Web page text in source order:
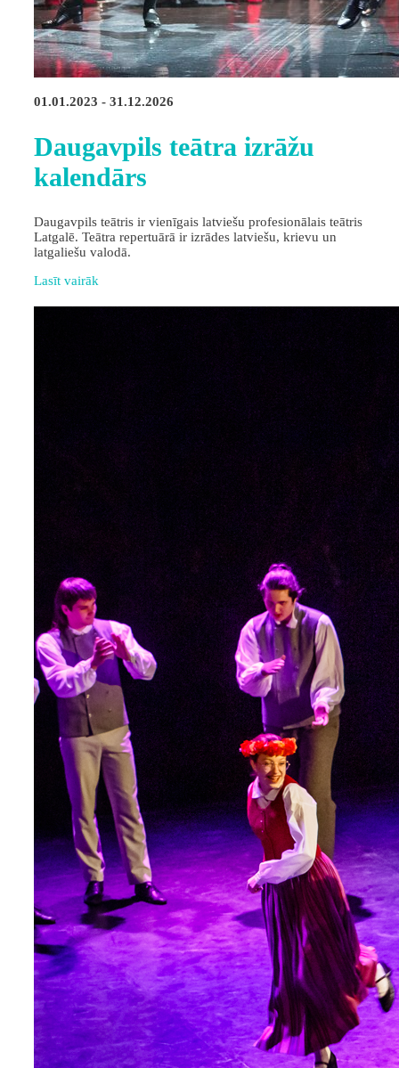
01.01.2023 - 31.12.2026
Daugavpils teātra izrāžu
kalendārs
Daugavpils teātris ir vienīgais latviešu profesionālais teātris
Latgalē. Teātra repertuārā ir izrādes latviešu, krievu un
latgaliešu valodā.
Lasīt vairāk